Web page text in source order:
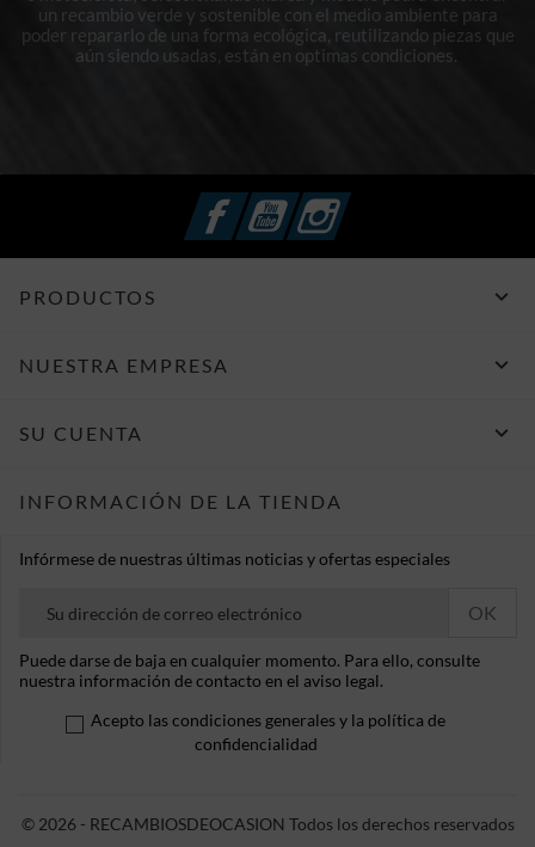
un recambio verde y sostenible con el medio ambiente para
poder repararlo de una forma ecológica, reutilizando piezas que
aún siendo usadas, están en optimas condiciones.
FacebookYouTubeInstagram
PRODUCTOS 
NUESTRA EMPRESA 
SU CUENTA 
INFORMACIÓN DE LA TIENDA
Infórmese de nuestras últimas noticias y ofertas especiales
Puede darse de baja en cualquier momento. Para ello, consulte
nuestra información de contacto en el aviso legal.
Acepto las condiciones generales y la política de
confidencialidad
© 2026 - RECAMBIOSDEOCASION Todos los derechos reservados